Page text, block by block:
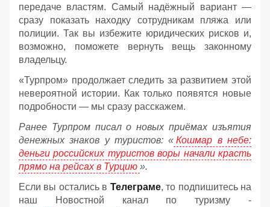
передаче властям. Самый надёжный вариант —
сразу показать находку сотрудникам пляжа или
полиции. Так вы избежите юридических рисков и,
возможно, поможете вернуть вещь законному
владельцу.
«Турпром» продолжает следить за развитием этой
невероятной истории. Как только появятся новые
подробности — мы сразу расскажем.
Ранее Турпром писал о новых приёмах изъятия
денежных знаков у туристов: « Кошмар в небе:
деньги российских туристов воры начали красть
прямо на рейсах в Турцию ».
Если вы остались в Телеграме, то подпишитесь на
наш Новостной канал по туризму -